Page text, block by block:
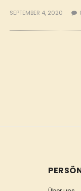
SEPTEMBER 4, 2020